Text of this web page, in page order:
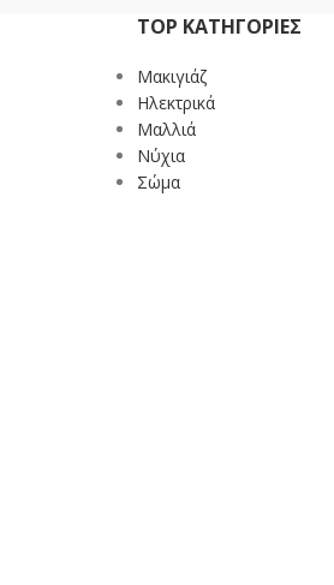
TOP ΚΑΤΗΓΟΡΙΕΣ
Mακιγιάζ
Ηλεκτρικά
Μαλλιά
Νύχια
Σώμα